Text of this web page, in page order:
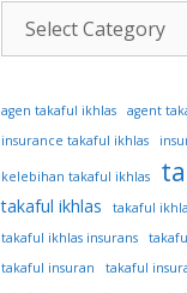
Kategori
Artikel
agen takaful ikhlas agent
insurance takaful ikhlas
kelebihan takaful ikhlas
takaful ikhlas
takaful
takaful ikhlas insurans
takaful insuran
takaful